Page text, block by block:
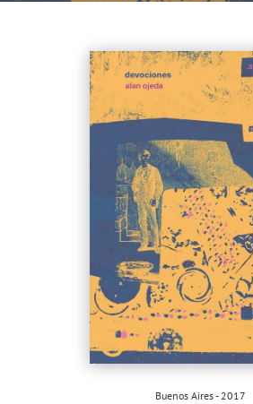
Buenos Aires - 2017